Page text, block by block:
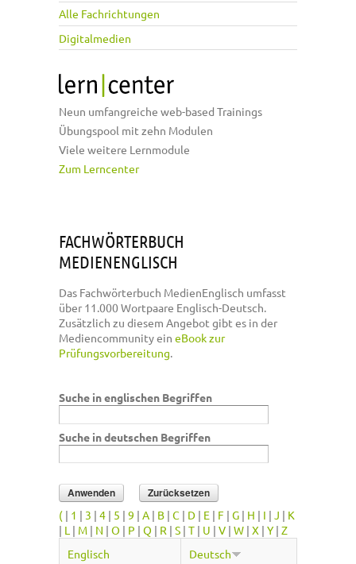
Alle Fachrichtungen
Digitalmedien
Neun umfangreiche web-based Trainings
Übungspool mit zehn Modulen
Viele weitere Lernmodule
Zum Lerncenter
FACHWÖRTERBUCH
MEDIENENGLISCH
Das Fachwörterbuch MedienEnglisch umfasst
über 11.000 Wortpaare Englisch-Deutsch.
Zusätzlich zu diesem Angebot gibt es in der
Mediencommunity ein eBook zur
Prüfungsvorbereitung.
Suche in englischen Begriffen
Suche in deutschen Begriffen
( | 1 | 3 | 4 | 5 | 9 | A | B | C | D | E | F | G | H | I | J | K
| L | M | N | O | P | Q | R | S | T | U | V | W | X | Y | Z
Englisch
Deutsch